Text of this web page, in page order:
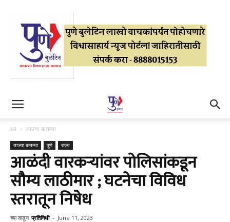
घर ताज्या बातम्या
ताज्या बातम्या पुणे राज्य
आळंदी वारकऱ्यांवर पोलिसांकडून
सौम्य लाठीमार ; घटनेचा विविध
स्तरातून निषेध
च्या कडून प्रतिनिधी - June 11, 2023